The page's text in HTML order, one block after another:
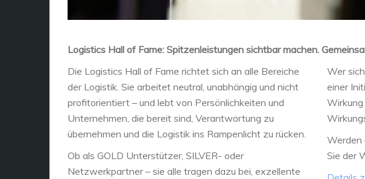
Logistics Hall of Fame: Spitzenleistungen sichtbar machen.
Die Logistics Hall of Fame richtet sich an alle Bereiche
der Logistik. Sie arbeitet neutral, unabhängig und nicht
profitorientiert – und lebt von Persönlichkeiten und
Unternehmen, die bereit sind, Verantwortung zu
übernehmen und die Logistik ins Rampenlicht zu rücken.
Ob als GOLD Unterstützer, SILVER- oder
Netzwerkpartner – sie alle tragen dazu bei, exzellente
Wer
einer
Werden
Sie der